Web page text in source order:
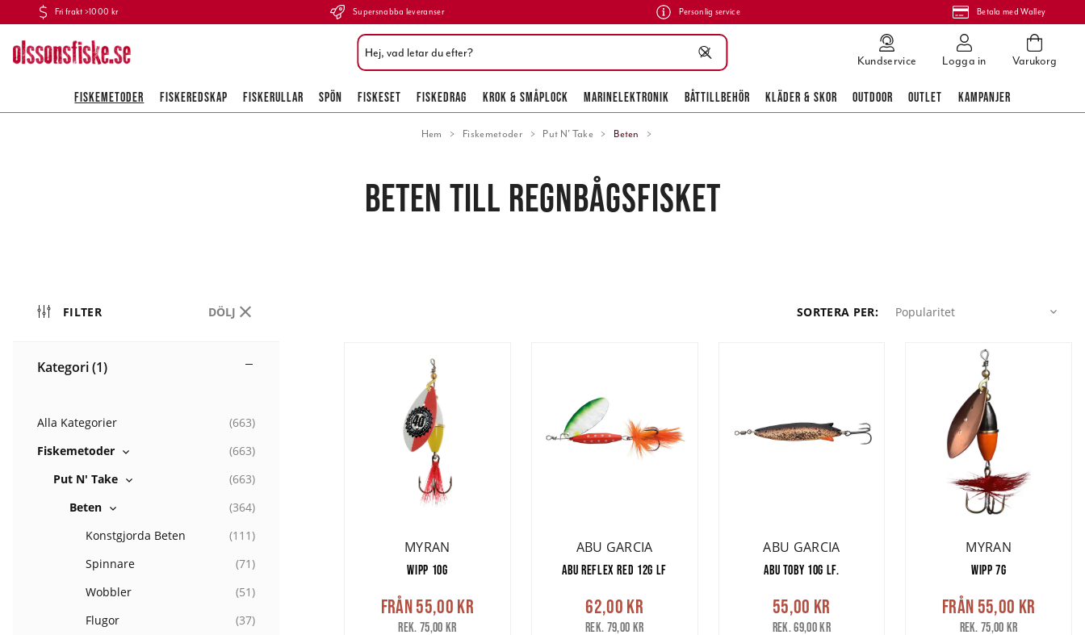
Fri frakt >1000 kr Supersnabba leveranser Personlig service Betala med Walley
Kundservice Logga in Varukorg
FISKEMETODER FISKEREDSKAP FISKERULLAR SPÖN FISKESET FISKEDRAG KROK & SMÅPLOCK MARINELEKTRONIK BÅTTILLBEHÖR KLÄDER & SKOR OUTDOOR OUTLET KAMPANJER
Hem Fiskemetoder Put N' Take Beten
BETEN TILL REGNBÅGSFISKET
FILTER DÖLJ
Kategori(1)
Alla Kategorier (663)
Fiskemetoder
(663)
Put N' Take
(663)
Beten
(364)
Konstgjorda Beten
(111)
Spinnare
(71)
Wobbler
(51)
Flugor
(37)
SORTERA PER: Popularitet
Popularitet
MYRAN
WIPP 10G
Från55,00 kr
Rek. 75,00 kr
ABU GARCIA
ABU REFLEX RED 12G LF
62,00 kr
Rek. 79,00 kr
ABU GARCIA
ABU TOBY 10G LF.
55,00 kr
Rek. 69,00 kr
MYRAN
WIPP 7G
Från 55,00 kr
Rek. 75,00 kr